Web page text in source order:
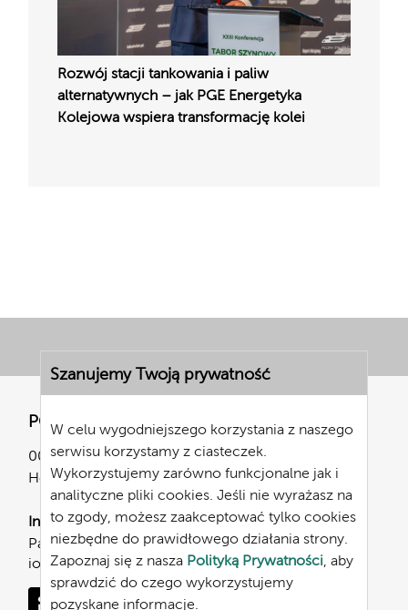
Rozwój stacji tankowania i paliw
alternatywnych – jak PGE Energetyka
Kolejowa wspiera transformację kolei
PGE Energetyka Kolejowa S.A.
00-681 Warszawa
Hoża 63/67
Inspektor Ochrony Danych
Paweł Markiewicz
iodo.pgeek@gkpge.pl
Szanujemy Twoją prywatność
W celu wygodniejszego korzystania z naszego
serwisu korzystamy z ciasteczek.
Wykorzystujemy zarówno funkcjonalne jak i
analityczne pliki cookies. Jeśli nie wyrażasz na
to zgody, możesz zaakceptować tylko cookies
niezbędne do prawidłowego działania strony.
Zapoznaj się z nasza Polityką Prywatności , aby
sprawdzić do czego wykorzystujemy
pozyskane informacje.